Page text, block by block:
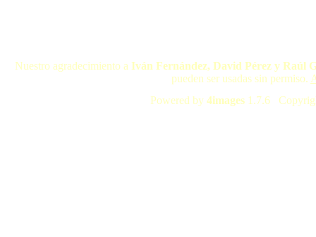
Nuestro agradecimiento a Iván Fernández, David Pérez y Raúl
pueden ser usadas sin permiso.
Powered by 4images 1.7.6